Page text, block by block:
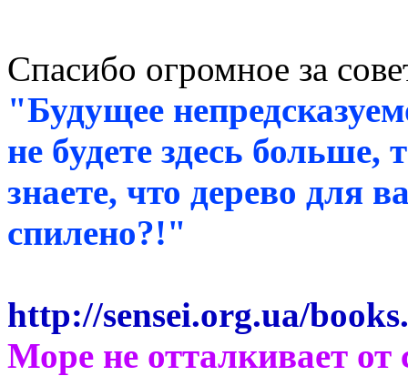
Спасибо огромное за
"Будущее
не будете здесь
знаете, что дерево для
спилено?!"
http://sensei.org.ua/
Море не отталкивает от